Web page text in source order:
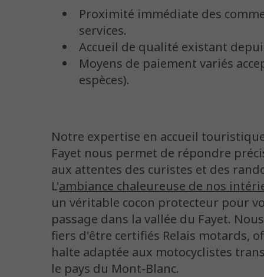
Proximité immédiate des
services.
Accueil de qualité existant
Moyens de paiement variés
espèces).
Notre expertise en accueil
Fayet nous permet de répondre
aux attentes des curistes et des
L'ambiance chaleureuse de nos
un véritable cocon protecteur pour
passage dans la vallée du Fayet.
fiers d'être certifiés Relais motards,
halte adaptée aux motocyclistes
le pays du Mont-Blanc.